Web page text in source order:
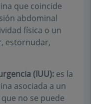
que coincide
abdominal
física o un
estornudar,
(IUU): es la
asociada a un
no se puede